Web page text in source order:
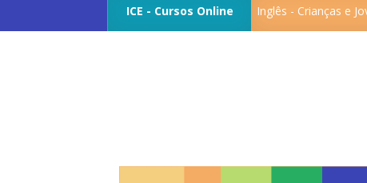
ICE - Cursos Online Inglês - Crianças e